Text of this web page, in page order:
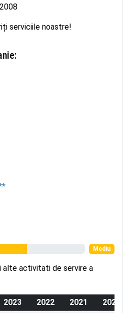
serviciile noastre!
Mediu
alte activitati de servire a
2023 2022 2021
2020